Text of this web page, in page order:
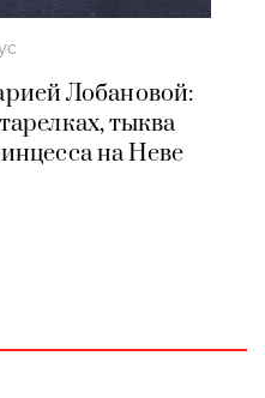
Лобановой:
тыква
на Неве